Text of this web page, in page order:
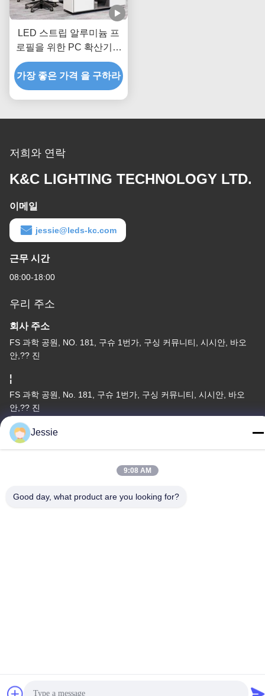
LED 스트립 알루미늄 프
로필을 위한 PC 확산기와
주도하는 알루미늄 프로파
일 W35*H35mm
가장 좋은 가격 을 구하라
저희와 연락
K&C LIGHTING TECHNOLOGY LTD.
이메일
jessie@leds-kc.com
근무 시간
08:00-18:00
우리 주소
회사 주소
FS 과학 공원, NO. 181, 구슈 1번가, 구싱 커뮤니티, 시시안, 바오
안,?? 진
¦
FS 과학 공원, No. 181, 구슈 1번가, 구싱 커뮤니티, 시시안, 바오
안,?? 진
전화 Jessie
9:08 AM
Good day, what product are you looking for?